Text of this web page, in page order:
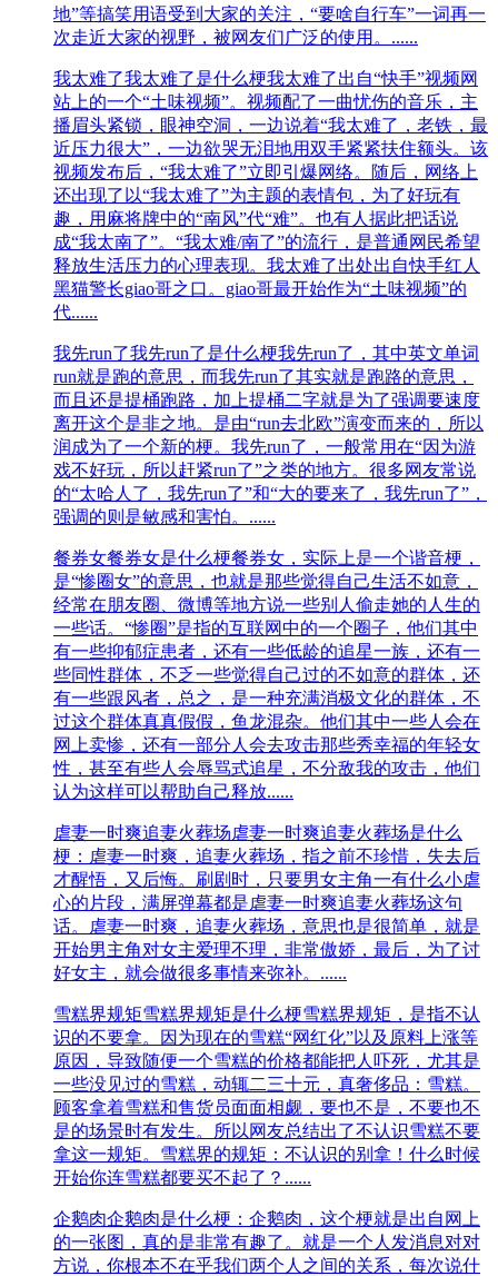
地”等搞笑用语受到大家的关注，“要啥自行车”一词再一
次走近大家的视野，被网友们广泛的使用。......
我太难了我太难了是什么梗我太难了出自“快手”视频网
站上的一个“土味视频”。视频配了一曲忧伤的音乐，主
播眉头紧锁，眼神空洞，一边说着“我太难了，老铁，最
近压力很大”，一边欲哭无泪地用双手紧紧扶住额头。该
视频发布后，“我太难了”立即引爆网络。随后，网络上
还出现了以“我太难了”为主题的表情包，为了好玩有
趣，用麻将牌中的“南风”代“难”。也有人据此把话说
成“我太南了”。“我太难/南了”的流行，是普通网民希望
释放生活压力的心理表现。我太难了出处出自快手红人
黑猫警长giao哥之口。giao哥最开始作为“土味视频”的
代......
我先run了我先run了是什么梗我先run了，其中英文单词
run就是跑的意思，而我先run了其实就是跑路的意思，
而且还是提桶跑路，加上提桶二字就是为了强调要速度
离开这个是非之地。是由“run去北欧”演变而来的，所以
润成为了一个新的梗。我先run了，一般常用在“因为游
戏不好玩，所以赶紧run了”之类的地方。很多网友常说
的“太哈人了，我先run了”和“大的要来了，我先run了”，
强调的则是敏感和害怕。......
餐券女餐券女是什么梗餐券女，实际上是一个谐音梗，
是“惨圈女”的意思，也就是那些觉得自己生活不如意，
经常在朋友圈、微博等地方说一些别人偷走她的人生的
一些话。“惨圈”是指的互联网中的一个圈子，他们其中
有一些抑郁症患者，还有一些低龄的追星一族，还有一
些同性群体，不乏一些觉得自己过的不如意的群体，还
有一些跟风者，总之，是一种充满消极文化的群体，不
过这个群体真真假假，鱼龙混杂。他们其中一些人会在
网上卖惨，还有一部分人会去攻击那些秀幸福的年轻女
性，甚至有些人会辱骂式追星，不分敌我的攻击，他们
认为这样可以帮助自己释放......
虐妻一时爽追妻火葬场虐妻一时爽追妻火葬场是什么
梗：虐妻一时爽，追妻火葬场，指之前不珍惜，失去后
才醒悟，又后悔。刷剧时，只要男女主角一有什么小虐
心的片段，满屏弹幕都是虐妻一时爽追妻火葬场这句
话。虐妻一时爽，追妻火葬场，意思也是很简单，就是
开始男主角对女主爱理不理，非常傲娇，最后，为了讨
好女主，就会做很多事情来弥补。......
雪糕界规矩雪糕界规矩是什么梗雪糕界规矩，是指不认
识的不要拿。因为现在的雪糕“网红化”以及原料上涨等
原因，导致随便一个雪糕的价格都能把人吓死，尤其是
一些没见过的雪糕，动辄二三十元，真奢侈品：雪糕。
顾客拿着‌‌‌‌‌‌‌‌‌‌‌‌雪糕和售货员面面相觑，要也不是，不要也不
是的场景时有发生。所以网友总结出了不认识雪糕不要
拿这一规矩。雪糕界的规矩：不认识的别拿！什么时候
开始你连雪糕都要买不起了？......
企鹅肉企鹅肉是什么梗：企鹅肉，这个梗就是出自网上
的一张图，真的是非常有趣了。就是一个人发消息对对
方说，你根本不在乎我们两个人之间的关系，每次说什